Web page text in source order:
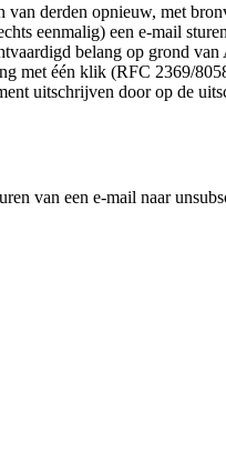
derden opnieuw, met
eenmalig) een e-mail
belang op grond
één klik (RFC 2369/
uitschrijven door op de
van een e-mail naar